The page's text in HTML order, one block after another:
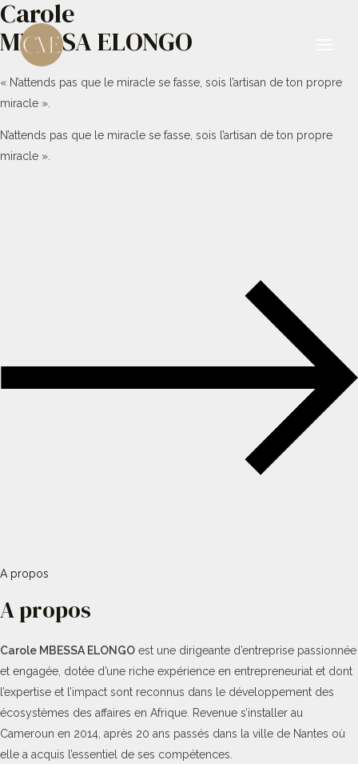
Aller
contenu
Carole
MBESSA ELONGO
« N’attends pas que le miracle se fasse, sois l’artisan de ton propre
miracle ».
N’attends pas que le miracle se fasse, sois l’artisan de ton propre
miracle ».
A propos
A propos
Carole MBESSA ELONGO est une dirigeante d’entreprise passionnée
et engagée, dotée d’une riche expérience en entrepreneuriat et dont
l’expertise et l’impact sont reconnus dans le développement des
écosystèmes des affaires en Afrique. Revenue s’installer au
Cameroun en 2014, après 20 ans passés dans la ville de Nantes où
elle a acquis l’essentiel de ses compétences.